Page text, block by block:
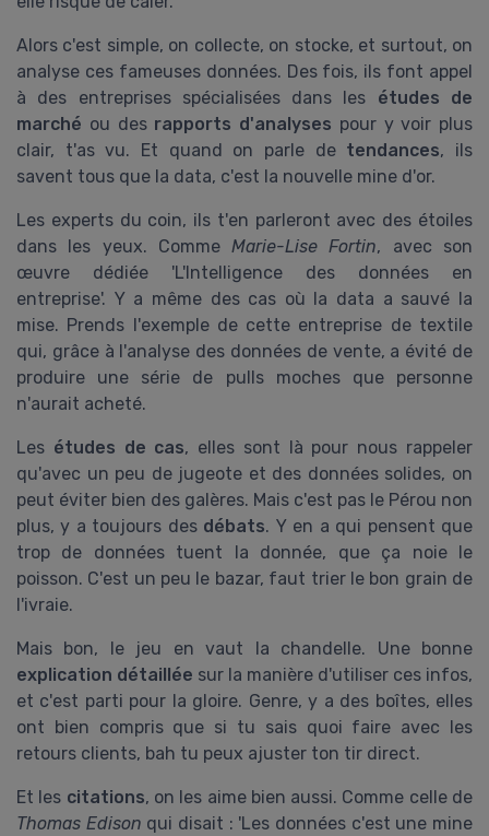
Alors c'est simple, on collecte, on stocke, et surtout, on
analyse ces fameuses données. Des fois, ils font appel
à des entreprises spécialisées dans les études de
marché ou des rapports d'analyses pour y voir plus
clair, t'as vu. Et quand on parle de tendances, ils
savent tous que la data, c'est la nouvelle mine d'or.
Les experts du coin, ils t'en parleront avec des étoiles
dans les yeux. CommeMarie-Lise Fortin, avec son
œuvre dédiée 'L'Intelligence des données en
entreprise'. Y a même des cas où la data a sauvé la
mise. Prends l'exemple de cette entreprise de textile
qui, grâce à l'analyse des données de vente, a évité de
produire une série de pulls moches que personne
n'aurait acheté.
Les études de cas, elles sont là pour nous rappeler
qu'avec un peu de jugeote et des données solides, on
peut éviter bien des galères. Mais c'est pas le Pérou non
plus, y a toujours des débats. Y en a qui pensent que
trop de données tuent la donnée, que ça noie le
poisson. C'est un peu le bazar, faut trier le bon grain de
l'ivraie.
Mais bon, le jeu en vaut la chandelle. Une bonne
explication détaillée sur la manière d'utiliser ces infos,
et c'est parti pour la gloire. Genre, y a des boîtes, elles
ont bien compris que si tu sais quoi faire avec les
retours clients, bah tu peux ajuster ton tir direct.
Et les citations, on les aime bien aussi. Comme celle de
Thomas Edison qui disait : 'Les données c'est une mine